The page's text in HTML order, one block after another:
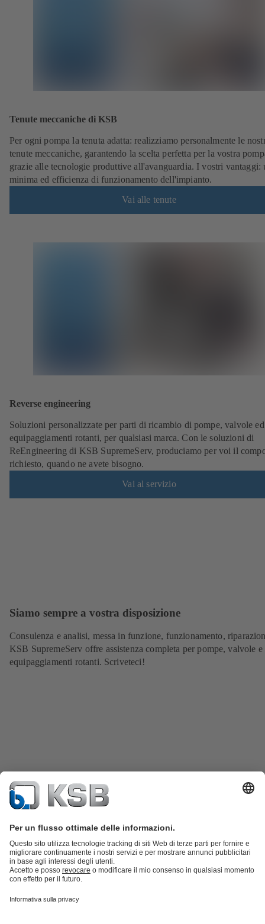
Tenute meccaniche di KSB
Per ogni pompa la tenuta adatta: realizziamo personalmente le
tenute meccaniche, garantendo la scelta perfetta per la vostra
grazie alle tecnologie produttive all'avanguardia. I vostri vantaggi:
minima ed efficienza di funzionamento dell'impianto.
Vai alle tenute
Reverse engineering
Soluzioni personalizzate per parti di ricambio di pompe, valvole ed
equipaggiamenti rotanti, per qualsiasi marca. Con le soluzioni di
ReEngineering di KSB SupremeServ, produciamo per voi il
richiesto, quando ne avete bisogno.
Vai al servizio
Siamo sempre a vostra disposizione
Consulenza e analisi, messa in funzione, funzionamento,
KSB SupremeServ offre assistenza completa per pompe, valvole
equipaggiamenti rotanti. Scriveteci!
Catalogo prodottiKSB SupremeServ: parti di ricambio